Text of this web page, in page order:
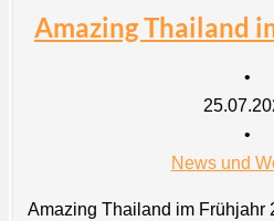
Amazing Thailand
•
•
News und
Amazing Thailand im Frühjahr